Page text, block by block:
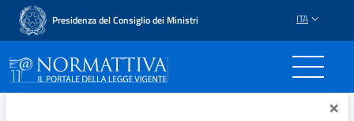
Presidenza del Consiglio dei Ministri ITA
Normattiva - Il portale ×